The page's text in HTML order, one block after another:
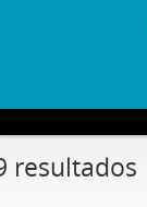
resultados